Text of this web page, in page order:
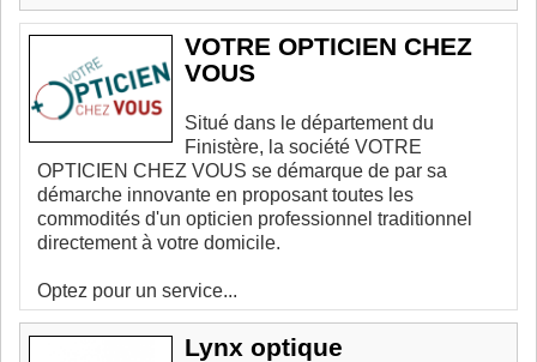
VOTRE OPTICIEN CHEZ
VOUS
Situé dans le département du
Finistère, la société VOTRE
OPTICIEN CHEZ VOUS se démarque de par sa
démarche innovante en proposant toutes les
commodités d'un opticien professionnel traditionnel
directement à votre domicile.
Optez pour un service...
Lynx optique